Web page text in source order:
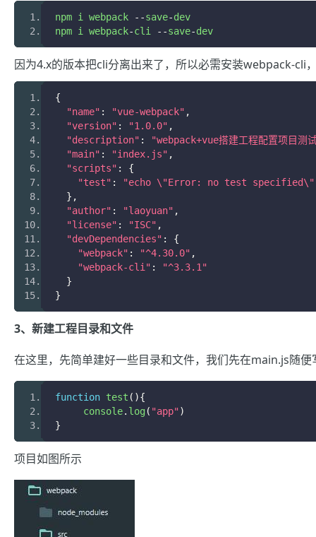
npm i webpack --save-dev
npm i webpack-cli --save-dev
因为4.x的版本把cli分离出来了，所以必需安装webpack-cli
{
"name" : "vue-webpack" ,
"version" : "1.0.0" ,
"description" :
"webpack+vue搭建工程配置项目测
"main" : "index.js" ,
"scripts" :
{
"test" :
"echo \"Error: no test
},
"author" : "laoyuan" ,
"license" : "ISC" ,
"devDependencies" :
{
"webpack" : "^4.30.0" ,
"webpack-cli" :
"^3.3.1"
}
}
3、新建工程目录和文件
在这里，先简单建好一些目录和文件，我们先在main.js随便
function test (){
     console
. log ( "app")
}
项目如图所示